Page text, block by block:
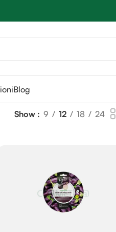
Blog
Show 9 12 18 24